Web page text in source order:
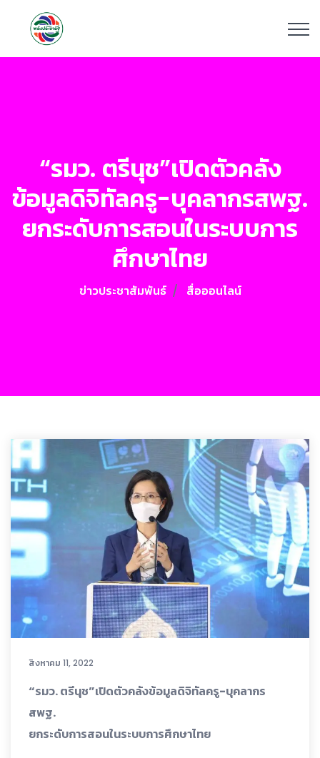
“รมว. ตรีนุช”เปิดตัวคลัง
ข้อมูลดิจิทัลครู-บุคลากรสพฐ.
ยกระดับการสอนในระบบการ
ศึกษาไทย
ข่าวประชาสัมพันธ์ สื่อออนไลน์
สิงหาคม 11, 2022
“รมว. ตรีนุช”เปิดตัวคลังข้อมูลดิจิทัลครู-บุคลากร
สพฐ.
ยกระดับการสอนในระบบการศึกษาไทย